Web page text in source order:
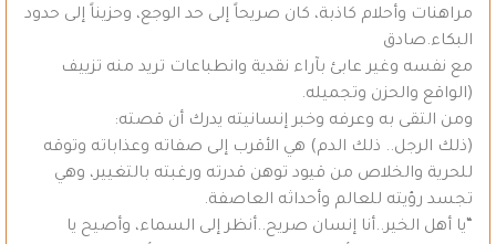
مراهنات وأحلام كاذبة، كان صريحاً إلى حد الوجع، وحزيناً إلى حدود
البكاء.صادق
مع نفسه وغير عابئ بآراء نقدية وانطباعات تريد منه تزييف
(الواقع والحزن وتجميله.
ومن التقى به وعرفه وخبر إنسانيته يدرك أن قصته:
(ذلك الرجل.. ذلك الدم) هي الأقرب إلى صفاته وعذاباته وتوقه
للحرية والخلاص من قيود توهن قدرته ورغبته بالتغيير، وهي
تجسد رؤيته للعالم وأحداثه العاصفة.
“يا أهل الخير..أنا إنسان صريح..أنظر إلى السماء، وأصيح يا